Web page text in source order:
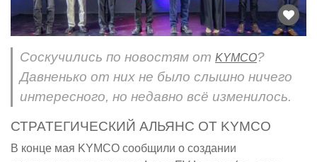
Соскучились по новостям от KYMCO?
Давненько от них не было слышно ничего
интересного, но недавно всё изменилось.
СТРАТЕГИЧЕСКИЙ АЛЬЯНС ОТ KYMCO
В конце мая KYMCO сообщили о создании